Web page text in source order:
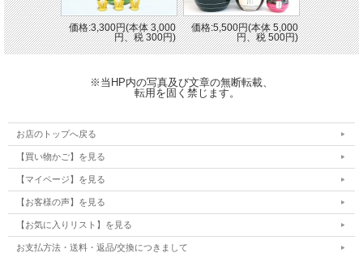
価格:3,300円(本体 3,000
円、税 300円)
価格:5,500円(本体 5,000
円、税 500円)
※当HP内の写真及び文章の無断転載、
転用を固く禁じます。
お店のトップへ戻る
【買い物かご】を見る
【マイページ】を見る
【お客様の声】を見る
【お気に入りリスト】を見る
お支払方法・送料・返品/交換につきまして